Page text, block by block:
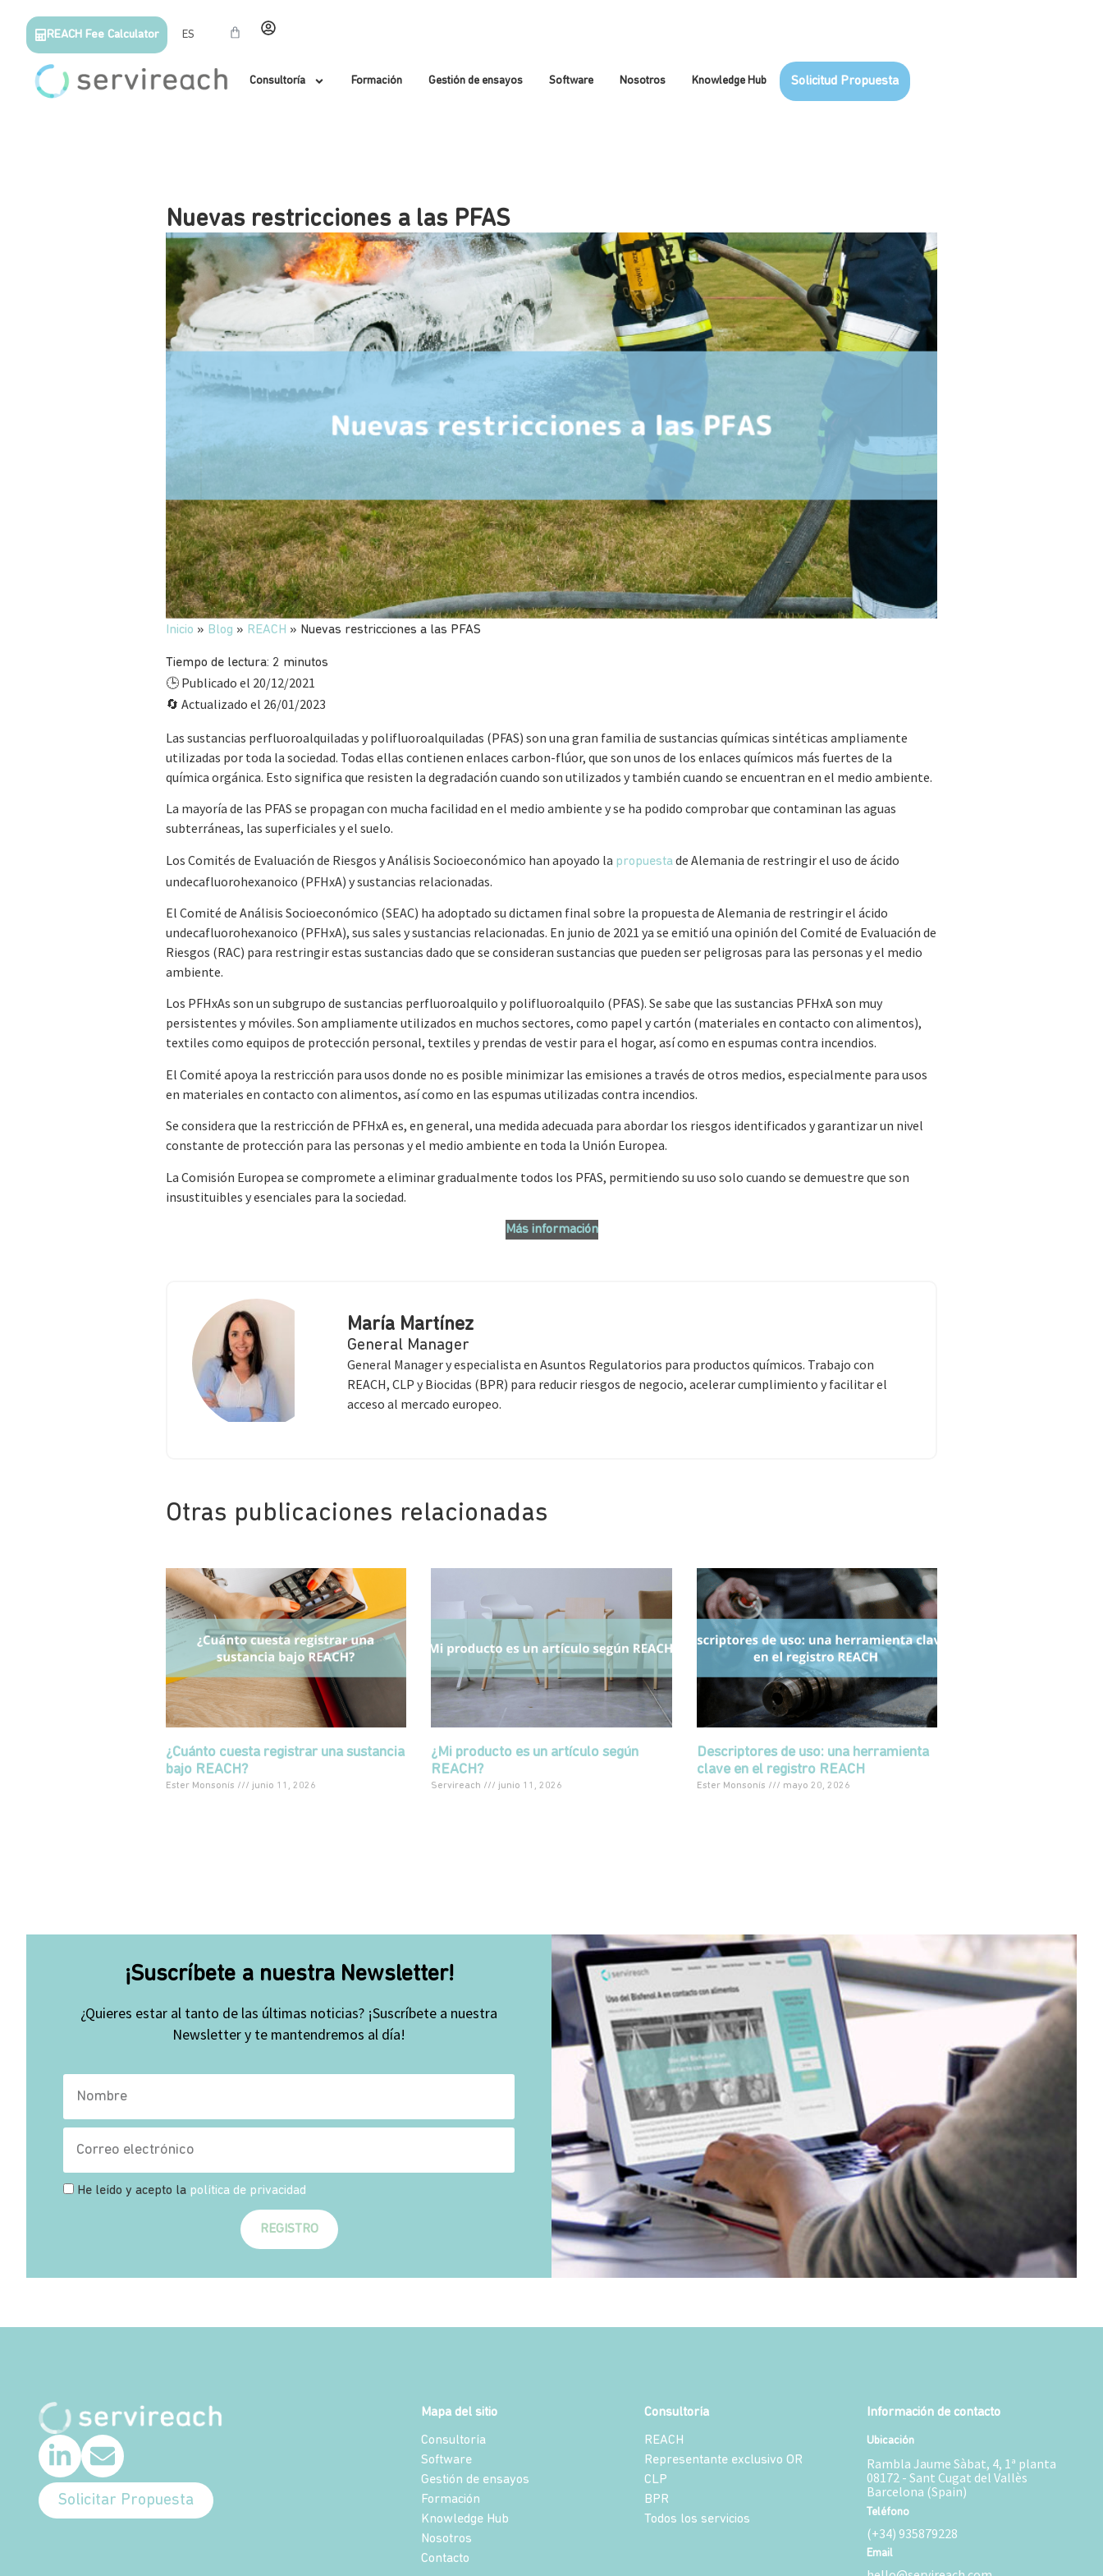
REACH Fee Calculator ES
Consultoría Formación Gestión de ensayos Software Nosotros Knowledge Hub Solicitud Propuesta
Nuevas restricciones a las PFAS
Inicio » Blog » REACH » Nuevas restricciones a las PFAS
Tiempo de lectura: 2 minutos
🕒 Publicado el 20/12/2021
🔄 Actualizado el 26/01/2023
Las sustancias perfluoroalquiladas y polifluoroalquiladas (PFAS) son una gran familia de sustancias químicas sintéticas ampliamente
utilizadas por toda la sociedad. Todas ellas contienen enlaces carbon-flúor, que son unos de los enlaces químicos más fuertes de la
química orgánica. Esto significa que resisten la degradación cuando son utilizados y también cuando se encuentran en el medio ambiente.
La mayoría de las PFAS se propagan con mucha facilidad en el medio ambiente y se ha podido comprobar que contaminan las aguas
subterráneas, las superficiales y el suelo.
Los Comités de Evaluación de Riesgos y Análisis Socioeconómico han apoyado la propuestade Alemania de restringir el uso de ácido
undecafluorohexanoico (PFHxA) y sustancias relacionadas.
El Comité de Análisis Socioeconómico (SEAC) ha adoptado su dictamen final sobre la propuesta de Alemania de restringir el ácido
undecafluorohexanoico (PFHxA), sus sales y sustancias relacionadas. En junio de 2021 ya se emitió una opinión del Comité de Evaluación de
Riesgos (RAC) para restringir estas sustancias dado que se consideran sustancias que pueden ser peligrosas para las personas y el medio
ambiente.
Los PFHxAs son un subgrupo de sustancias perfluoroalquilo y polifluoroalquilo (PFAS). Se sabe que las sustancias PFHxA son muy
persistentes y móviles. Son ampliamente utilizados en muchos sectores, como papel y cartón (materiales en contacto con alimentos),
textiles como equipos de protección personal, textiles y prendas de vestir para el hogar, así como en espumas contra incendios.
El Comité apoya la restricción para usos donde no es posible minimizar las emisiones a través de otros medios, especialmente para usos
en materiales en contacto con alimentos, así como en las espumas utilizadas contra incendios.
Se considera que la restricción de PFHxA es, en general, una medida adecuada para abordar los riesgos identificados y garantizar un nivel
constante de protección para las personas y el medio ambiente en toda la Unión Europea.
La Comisión Europea se compromete a eliminar gradualmente todos los PFAS, permitiendo su uso solo cuando se demuestre que son
insustituibles y esenciales para la sociedad.
Más información
María Martínez
General Manager
General Manager y especialista en Asuntos Regulatorios para productos químicos. Trabajo con
REACH, CLP y Biocidas (BPR) para reducir riesgos de negocio, acelerar cumplimiento y facilitar el
acceso al mercado europeo.
Otras publicaciones relacionadas
¿Cuánto cuesta registrar una sustancia
bajo REACH?
Ester Monsonís junio 11, 2026
¿Mi producto es un artículo según
REACH?
Servireach junio 11, 2026
Descriptores de uso: una herramienta
clave en el registro REACH
Ester Monsonís mayo 20, 2026
¡Suscríbete a nuestra Newsletter!
¿Quieres estar al tanto de las últimas noticias? ¡Suscríbete a nuestra
Newsletter y te mantendremos al día!
He leído y acepto la política de privacidad
REGISTRO
Solicitar Propuesta
Mapa del sitio
Consultoría
Software
Gestión de ensayos
Formación
Knowledge Hub
Nosotros
Contacto
Consultoría
REACH
Representante exclusivo OR
CLP
BPR
Todos los servicios
Información de contacto
Ubicación
Rambla Jaume Sàbat, 4, 1ª planta
08172 - Sant Cugat del Vallès
Barcelona (Spain)
Teléfono
(+34) 935879228
Email